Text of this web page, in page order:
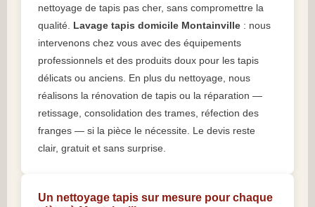
nettoyage de tapis pas cher, sans compromettre la
qualité. Lavage tapis domicile Montainville : nous
intervenons chez vous avec des équipements
professionnels et des produits doux pour les tapis
délicats ou anciens. En plus du nettoyage, nous
réalisons la rénovation de tapis ou la réparation —
retissage, consolidation des trames, réfection des
franges — si la pièce le nécessite. Le devis reste
clair, gratuit et sans surprise.
Un nettoyage tapis sur mesure pour chaque